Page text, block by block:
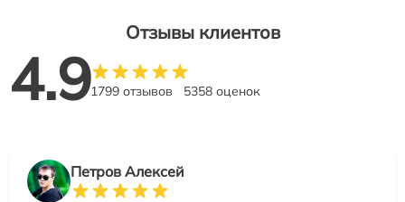
Отзывы клиентов
4.91799 отзывов 5358 оценок
Петров Алексей